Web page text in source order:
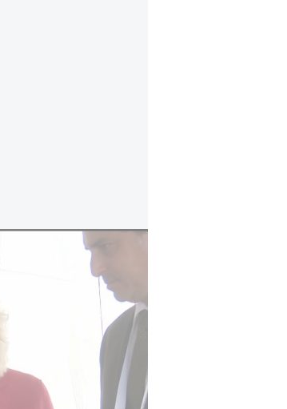
היועמ"שית לבן גביר: "מסמך
השר לביטחון לאומי
והמסמך מחייב. עוד
סמכות לא להם". בן
ובכך לגרום לי לוותר
בעניינים משפטיים – לא
סירוב בלתי חוקי של